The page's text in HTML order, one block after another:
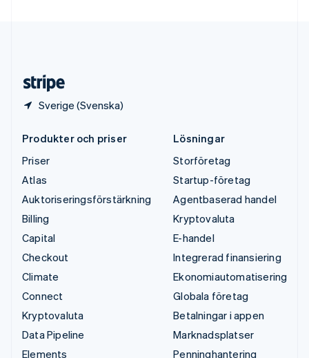
Sverige (Svenska)
Produkter och priser
Priser
Atlas
Auktoriseringsförstärkning
Billing
Capital
Checkout
Climate
Connect
Kryptovaluta
Data Pipeline
Elements
Lösningar
Storföretag
Startup-företag
Agentbaserad handel
Kryptovaluta
E-handel
Integrerad finansiering
Ekonomiautomatisering
Globala företag
Betalningar i appen
Marknadsplatser
Penninghantering